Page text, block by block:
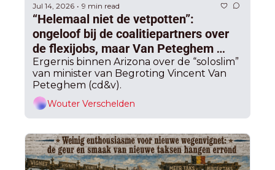
Jul 14, 2026 • 9 min read
“Helemaal niet de vetpotten”:
ongeloof bij de coalitiepartners over
de flexijobs, maar Van Peteghem
becijfert het op een half miljard
gederfde inkomsten
Ergernis binnen Arizona over de “soloslim”
van minister van Begroting Vincent Van
Peteghem (cd&v).
Wouter Verschelden